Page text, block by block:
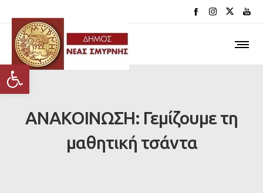
Ανοίξτε τη γραμμή εργαλείων
ΑΝΑΚΟΙΝΩΣΗ: Γεμίζουμε τη
μαθητική τσάντα